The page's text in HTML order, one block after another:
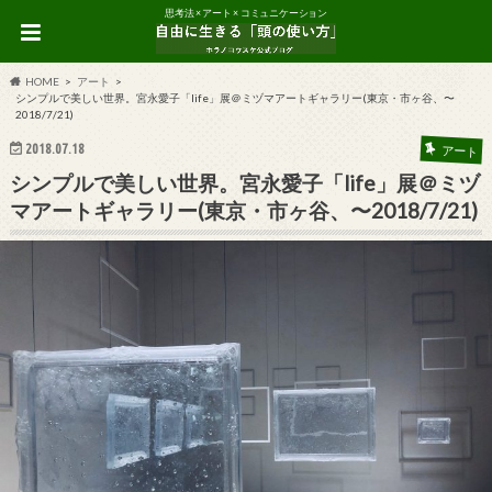
思考法 × アート × コミュニケーション
HOME
アート
シンプルで美しい世界。宮永愛子「life」展＠ミヅマアートギャラリー(東京・市ヶ谷、〜
2018/7/21)
2018.07.18 アート
シンプルで美しい世界。宮永愛子「life」展＠ミヅ
マアートギャラリー(東京・市ヶ谷、〜2018/7/21)